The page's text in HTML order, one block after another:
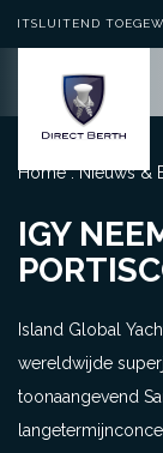
UITSLUITEND
Home.Nieuws &
IGY
Island Global
wereldwijde
toonaangevend